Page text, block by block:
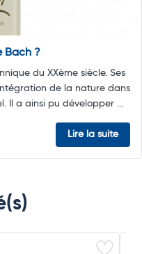
Bach ?
du XXème siècle. Ses
de la nature dans
Il a ainsi pu développer ...
Lire la suite